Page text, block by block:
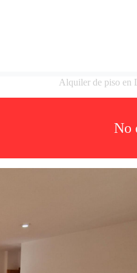
Alquiler de piso
No